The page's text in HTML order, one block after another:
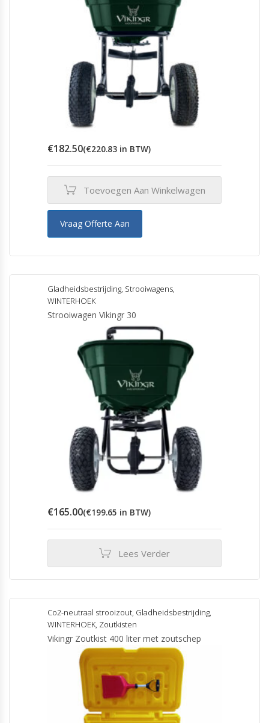
productpagina
€182.50(€220.83 in BTW)
Toevoegen Aan Winkelwagen
Vraag Offerte Aan
Gladheidsbestrijding, Strooiwagens,
WINTERHOEK
Strooiwagen Vikingr 30
€165.00(€199.65 in BTW)
Lees Verder
Co2-neutraal strooizout, Gladheidsbestrijding,
WINTERHOEK, Zoutkisten
Vikingr Zoutkist 400 liter met zoutschep